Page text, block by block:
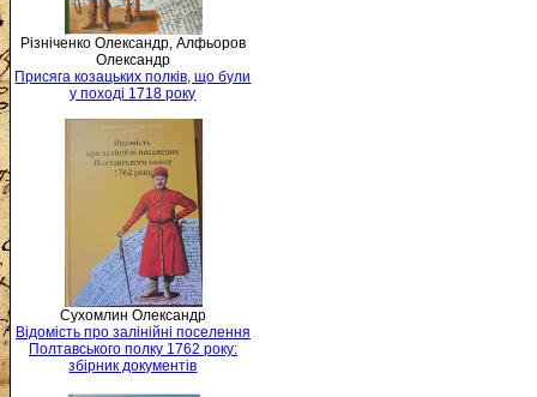
Різніченко Олександр, Алфьоров
Олександр
Присяга козацьких полків, що були
у поході 1718 року
Сухомлин Олександр
Відомість про залінійні поселення
Полтавського полку 1762 року:
збірник документів